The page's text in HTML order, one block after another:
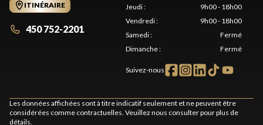
ITINÉRAIRE
450 752-2201
Jeudi:
9h00 - 18h00
Vendredi:
9h00 - 18h00
Samedi:
Fermé
Dimanche: Fermé
Suivez-nous
Les données affichées sont à titre indicatif seulement et ne peuvent être
considérées comme contractuelles. Veuillez nous consulter pour plus de
détails.